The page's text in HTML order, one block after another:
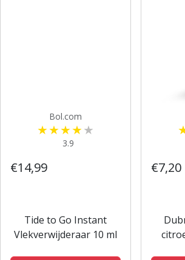
Bol.com
3.9
€14,99
Tide to Go Instant
Vlekverwijderaar 10 ml
€7,20